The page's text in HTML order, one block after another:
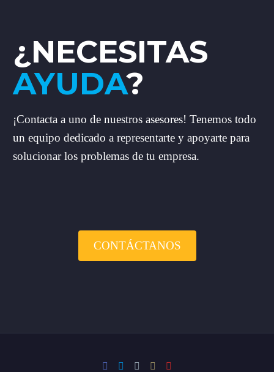
¿NECESITAS
AYUDA?
¡Contacta a uno de nuestros asesores! Tenemos todo
un equipo dedicado a representarte y apoyarte para
solucionar los problemas de tu empresa.
CONTÁCTANOS